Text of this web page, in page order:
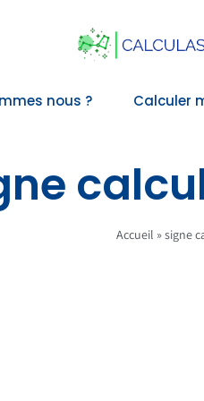
nous ? Calculer
Accueil »signe